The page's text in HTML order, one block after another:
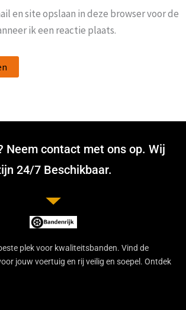
en site opslaan in deze browser voor de
ik een reactie plaats.
Neem contact met ons op. Wij
24/7 Beschikbaar.
plek voor kwaliteitsbanden. Vind de
jouw voertuig en rij veilig en soepel. Ontdek